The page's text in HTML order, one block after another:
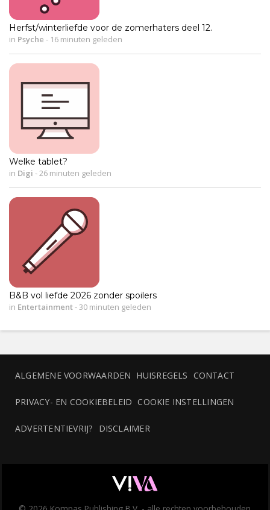
Herfst/winterliefde voor de zomerhaters deel 12.
in Psyche - 16 minuten geleden
Welke tablet?
in Digi - 26 minuten geleden
B&B vol liefde 2026 zonder spoilers
in Entertainment- 30 minuten geleden
ALGEMENE VOORWAARDEN HUISREGELS CONTACT
PRIVACY- EN COOKIEBELEID COOKIE INSTELLINGEN
ADVERTENTIEVRIJ? DISCLAIMER